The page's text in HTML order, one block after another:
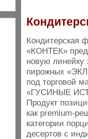
Кондитерская
«КОНТЕК»
новую линейку
пирожных
под торговой
«ГУСИНЫЕ
Продукт
как premium-
категории
десертов с